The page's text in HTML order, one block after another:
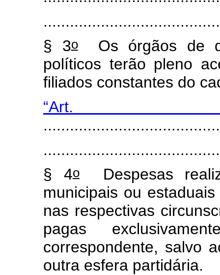
§ 3oOs órgãos de
políticos terão pleno
filiados constantes do
§ 4oDespesas
municipais ou
nas respectivas
pagas
correspondente, salvo
outra esfera partidária.